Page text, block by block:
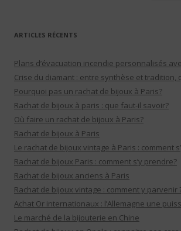
ARTICLES RÉCENTS
Plans d’évacuation incendie personnalisés
Crise du diamant : entre synthèse et tradition,
Pourquoi pas un rachat de bijoux à Paris?
Rachat de bijoux à paris : que faut-il savoir?
Où faire un rachat de bijoux à Paris?
Rachat de bijoux à Paris
Le rachat de bijoux vintage à Paris : comment
Rachat de bijoux Paris : comment s’y prendre?
Rachat de bijoux anciens à Paris
Rachat de bijoux vintage : comment y parvenir
Achat Or internationaux : l’Allemagne une
Le marché de la bijouterie en Chine